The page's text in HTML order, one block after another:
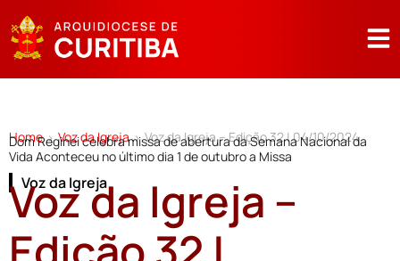
Home > Voz da Igreja > Voz da Igreja – Edição 32 | 04/10/2024
Dom Reginei celebra missa de abertura da Semana Nacional da
Vida Aconteceu no último dia 1 de outubro a Missa
Voz da Igreja
Voz da Igreja –